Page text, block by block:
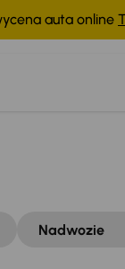
auta online
Nadwozie